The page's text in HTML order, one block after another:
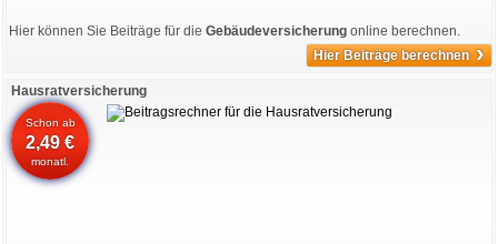
Hier können Sie Beiträge für die Gebäudeversicherung online berechnen.
Hier Beiträge berechnen ›
Hausratversicherung
Schon ab
2,49 €
monatl.